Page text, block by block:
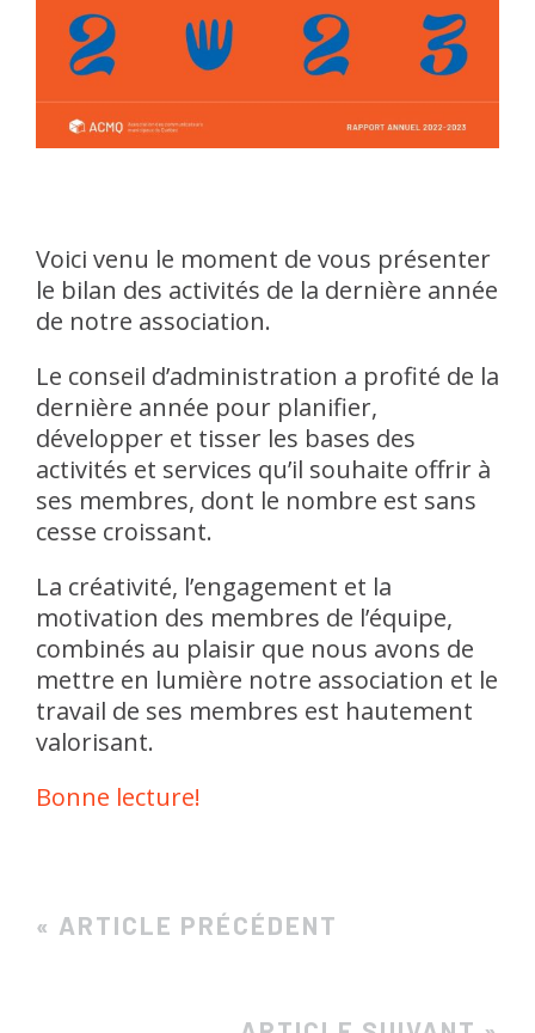
Voici venu le moment de vous présenter
le bilan des activités de la dernière année
de notre association.
Le conseil d’administration a profité de la
dernière année pour planifier,
développer et tisser les bases des
activités et services qu’il souhaite offrir à
ses membres, dont le nombre est sans
cesse croissant.
La créativité, l’engagement et la
motivation des membres de l’équipe,
combinés au plaisir que nous avons de
mettre en lumière notre association et le
travail de ses membres est hautement
valorisant.
Bonne lecture!
« ARTICLE PRÉCÉDENT